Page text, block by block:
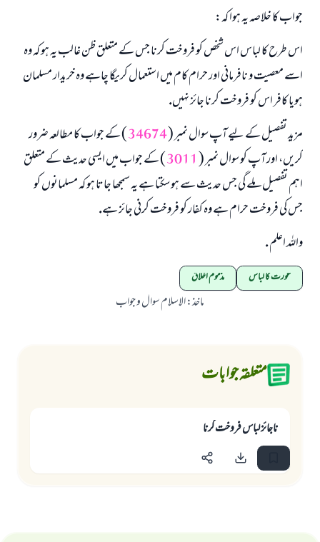
جواب كا خلاصہ يہ ہوا كہ:
اس طرح كا لباس اس شخص كو فروخت كرنا جس كے متعلق ظن غالب يہ ہو كہ وہ
اسے معصيت و نافرمانى اور حرام كام ميں استعمال كريگا چاہے وہ خريدار مسلمان
ہويا كافر اس كو فروخت كرنا جائز نہيں.
مزيد تفصيل كے ليے آپ سوال نمبر (34674) كے جواب كا مطالعہ ضرور
كريں، اور آپ كو سوال نمبر (3011) كے جواب ميں ايسى حديث كے متعلق
اہم تفصيل ملے گى جس حديث سے ہو سكتا ہے يہ سمجھا جاتا ہو كہ مسلمانوں كو
جس كى فروخت حرام ہے وہ كفار كو فروخت كرنى جائز ہے.
واللہ اعلم .
عورت کا لباس مذموم اخلاق
ماخذ:الاسلام سوال و جواب
متعلقہ جوابات
ناجائز لباس فروخت كرنا